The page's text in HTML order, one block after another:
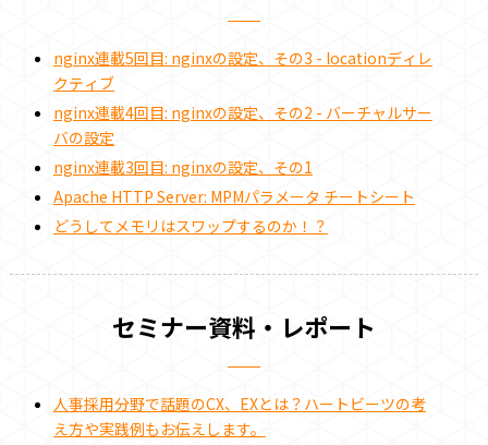
nginx連載5回目: nginxの設定、その3 - locationディレ
クティブ
nginx連載4回目: nginxの設定、その2 - バーチャルサー
バの設定
nginx連載3回目: nginxの設定、その1
Apache HTTP Server: MPMパラメータ チートシート
どうしてメモリはスワップするのか！？
セミナー資料・レポート
人事採用分野で話題のCX、EXとは？ハートビーツの考
え方や実践例もお伝えします。